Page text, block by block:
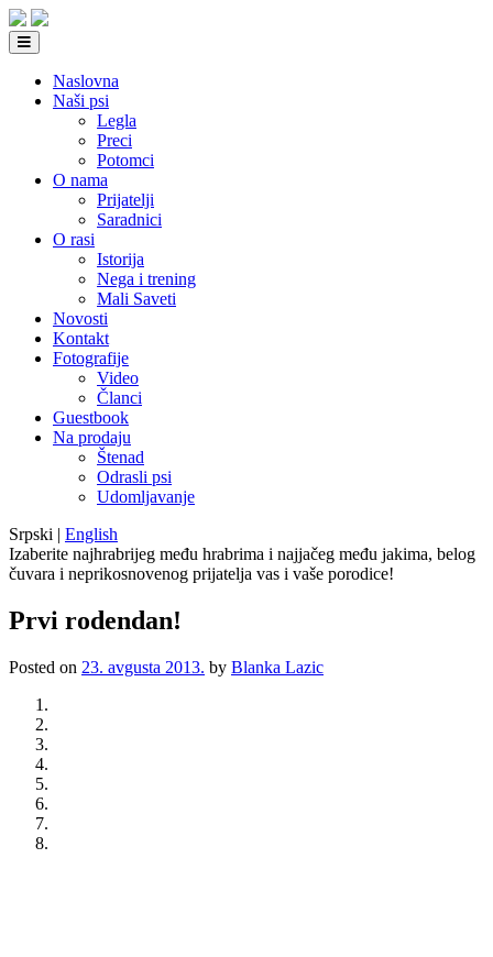
Naslovna
Naši psi
Legla
Preci
Potomci
O nama
Prijatelji
Saradnici
O rasi
Istorija
Nega i trening
Mali Saveti
Novosti
Kontakt
Fotografije
Video
Članci
Guestbook
Na prodaju
Štenad
Odrasli psi
Udomljavanje
Srpski | English
Izaberite najhrabrijeg među hrabrima i najjačeg među jakima, belog
čuvara i neprikosnovenog prijatelja vas i vaše porodice!
Prvi rodendan!
Posted on 23. avgusta 2013. by Blanka Lazic